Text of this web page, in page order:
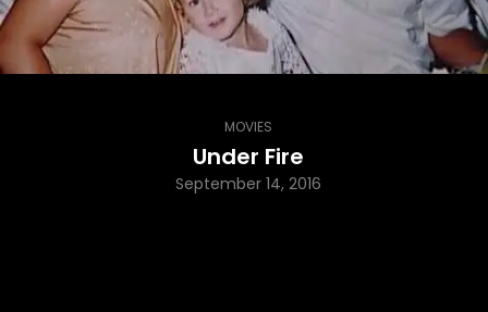
MOVIES
Under Fire
September 14, 2016